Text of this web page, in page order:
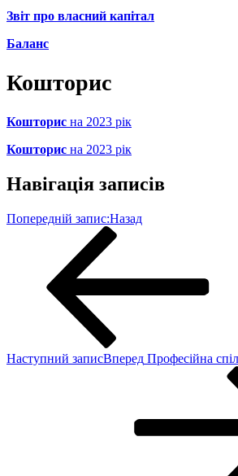
Звіт про власний капітал
Баланс
Кошторис
Кошторис на 2023 рік
Кошторис на 2023 рік
Навігація записів
Попередній запис:Назад
Наступний записВперед Професійна